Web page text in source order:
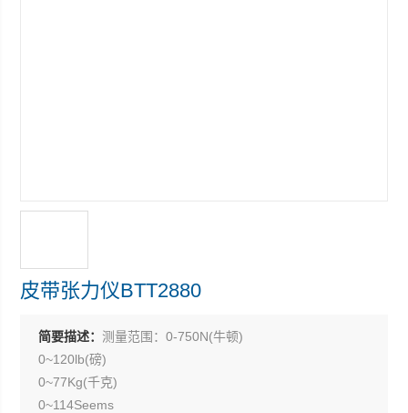
皮带张力仪BTT2880
简要描述： 测量范围：0-750N(牛顿)
0~120lb(磅)
0~77Kg(千克)
0~114Seems